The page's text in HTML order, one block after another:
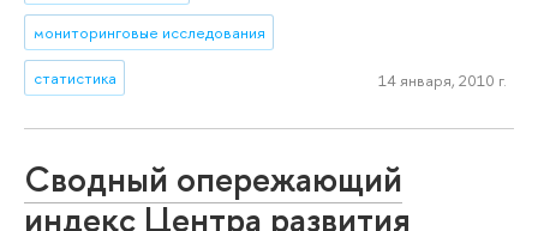
мониторинговые исследования
статистика 14 января, 2010 г.
Сводный опережающий
индекс Центра развития